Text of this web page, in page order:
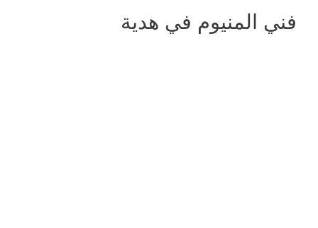
فني المنيوم في هدية